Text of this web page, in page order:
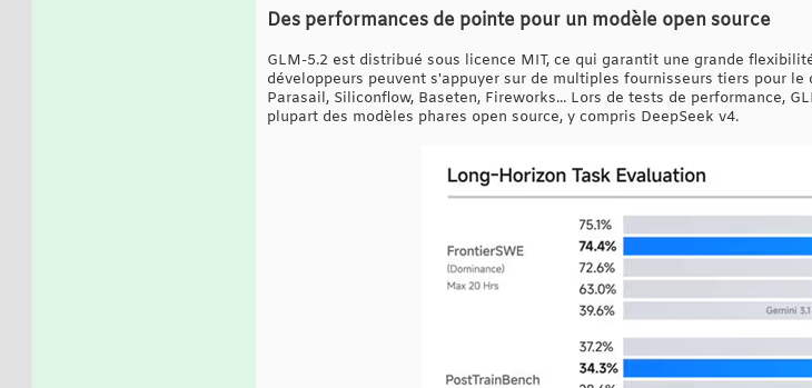
Des performances de pointe pour un modèle open source
GLM-5.2 est distribué sous licence MIT, ce qui garantit une grande
développeurs peuvent s'appuyer sur de multiples fournisseurs tiers pour
Parasail, Siliconflow, Baseten, Fireworks... Lors de tests de performance,
plupart des modèles phares open source, y compris DeepSeek v4.